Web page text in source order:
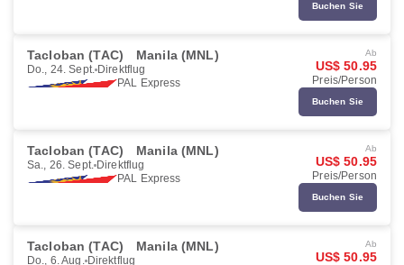
Buchen Sie
Tacloban (TAC) Manila (MNL)
Do., 24. Sept. Direktflug
PAL Express
Ab
US$ 50.95
Preis/Person
Buchen Sie
Tacloban (TAC) Manila (MNL)
Sa., 26. Sept. Direktflug
PAL Express
Ab
US$ 50.95
Preis/Person
Buchen Sie
Tacloban (TAC) Manila (MNL)
Do., 6. Aug. Direktflug
Ab
US$ 50.95